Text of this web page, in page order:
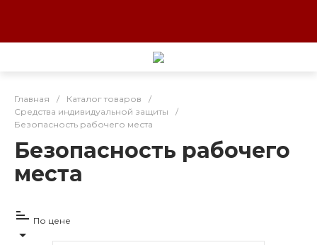
Главная / Каталог товаров
/
Средства индивидуальной защиты
/
Безопасность рабочего места
Безопасность рабочего
места
По цене